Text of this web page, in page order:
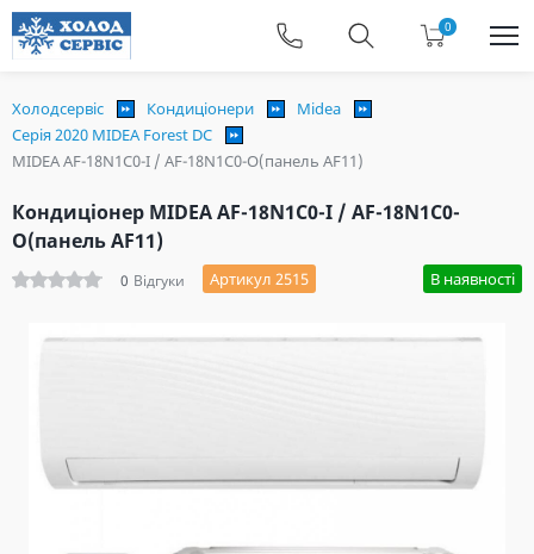
0
Холодсервіс Кондиціонери
Midea
Серія 2020 MIDEA Forest DC
MIDEA AF-18N1C0-I / AF-18N1C0-O(панель AF11)
Кондиціонер MIDEA AF-18N1C0-I / AF-18N1C0-
O(панель AF11)
0 Відгуки Артикул 2515 В наявності